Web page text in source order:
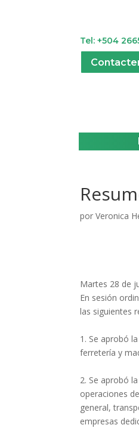
Tel: +504
porVeronica
Martes 28 de
En sesión
las siguientes
1. Se aprobó
ferretería y
2. Se aprobó
operaciones
general,
empresas